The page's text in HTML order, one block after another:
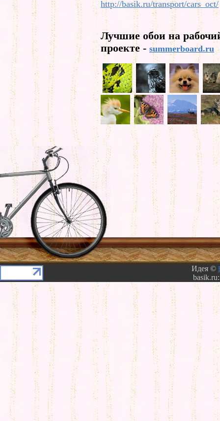
http://basik.ru/transport/cars_oct/
Лучшие обои на
проекте - summerboard.ru
Идея ©